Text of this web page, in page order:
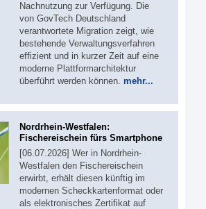
Nachnutzung zur Verfügung. Die
von GovTech Deutschland
verantwortete Migration zeigt, wie
bestehende Verwaltungsverfahren
effizient und in kurzer Zeit auf eine
moderne Plattformarchitektur
überführt werden können. mehr...
Nordrhein-Westfalen:
Fischereischein fürs Smartphone
[06.07.2026] Wer in Nordrhein-
Westfalen den Fischereischein
erwirbt, erhält diesen künftig im
modernen Scheckkartenformat oder
als elektronisches Zertifikat auf